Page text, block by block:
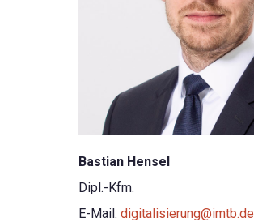
Bastian Hensel
Dipl.-Kfm.
E-Mail: digitalisierung@imtb.de